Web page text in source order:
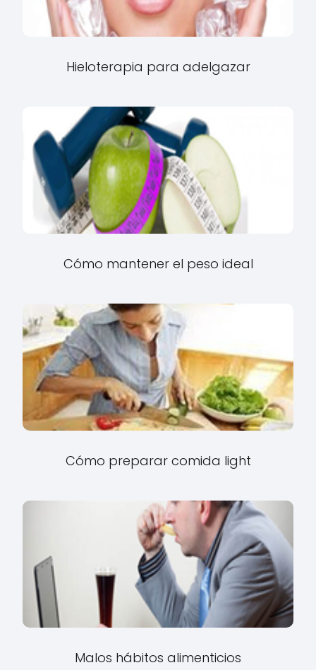
Hieloterapia para adelgazar
Cómo mantener el peso ideal
Cómo preparar comida light
Malos hábitos alimenticios